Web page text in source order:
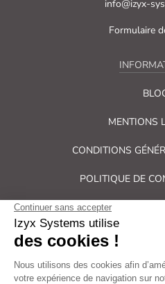
info@izyx-
Formulaire
MENTIONS
CONDITIONS
POLITIQUE DE
Tous droits réservés